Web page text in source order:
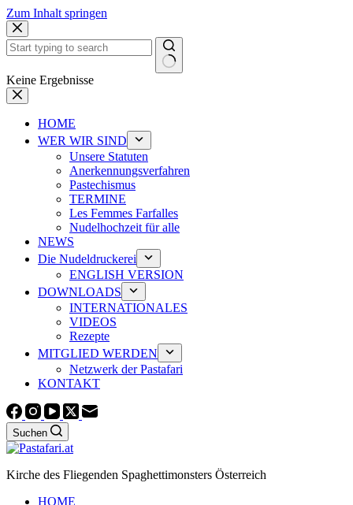
Zum Inhalt springen
Keine Ergebnisse
HOME
WER WIR SIND
Unsere Statuten
Anerkennungsverfahren
Pastechismus
TERMINE
Les Femmes Farfalles
Nudelhochzeit für alle
NEWS
Die Nudeldruckerei
ENGLISH VERSION
DOWNLOADS
INTERNATIONALES
VIDEOS
Rezepte
MITGLIED WERDEN
Netzwerk der Pastafari
KONTAKT
Suchen
Kirche des Fliegenden Spaghettimonsters Österreich
HOME